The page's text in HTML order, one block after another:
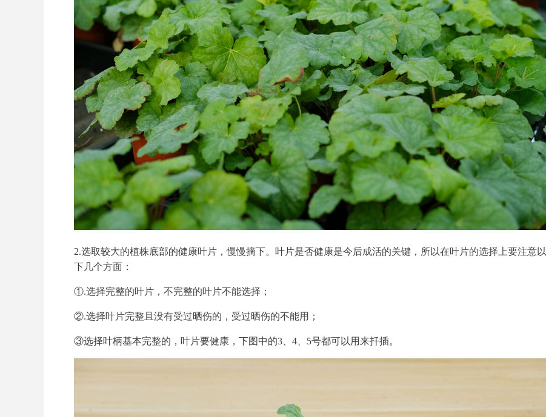
2.选取较大的植株底部的健康叶片，慢慢摘下。叶片是否健康是今后成活的关键，所以在叶片的选择上要注意以
下几个方面：
①.选择完整的叶片，不完整的叶片不能选择；
②.选择叶片完整且没有受过晒伤的，受过晒伤的不能用；
③选择叶柄基本完整的，叶片要健康，下图中的3、4、5号都可以用来扦插。